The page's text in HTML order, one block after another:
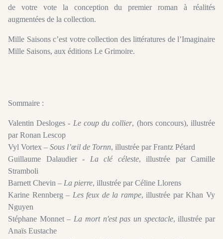
de votre vote la conception du premier roman à réalités
augmentées de la collection.
Mille Saisons c’est votre collection des littératures de l’Imaginaire
Mille Saisons, aux éditions Le Grimoire.
Sommaire :
Valentin Desloges - Le coup du collier, (hors concours), illustrée
par Ronan Lescop
Vyl Vortex – Sous l’œil de Tornn, illustrée par Frantz Pétard
Guillaume Dalaudier - La clé céleste, illustrée par Camille
Stramboli
Barnett Chevin – La pierre, illustrée par Céline Llorens
Karine Rennberg – Les feux de la rampe, illustrée par Khan Vy
Nguyen
Stéphane Monnet – La mort n'est pas un spectacle, illustrée par
Anaïs Eustache